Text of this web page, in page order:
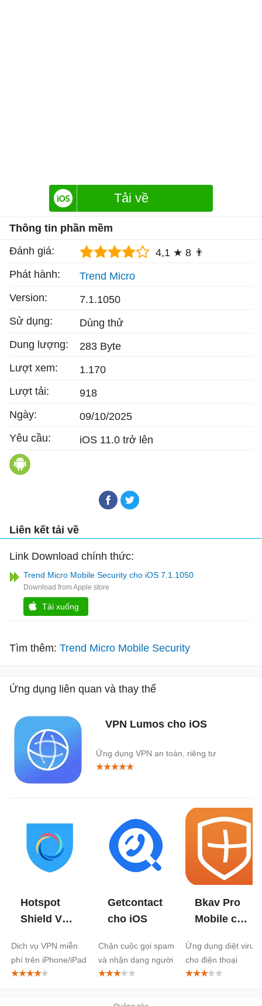
Tải về
Thông tin phần mềm
Đánh giá:
4,1 ★ 8 👨
Phát hành:
Trend Micro
Version:
7.1.1050
Sử dụng:
Dùng thử
Dung lượng:
283 Byte
Lượt xem:
1.170
Lượt tải:
918
Ngày:
09/10/2025
Yêu cầu:
iOS 11.0 trở lên
Liên kết tải về
Link Download chính thức:
Trend Micro Mobile Security cho iOS 7.1.1050
Tải xuống
Tìm thêm: Trend Micro Mobile Security
Ứng dụng liên quan và thay thế
VPN Lumos cho iOS
Ứng dụng VPN an toàn, riêng tư
Hotspot
Shield VPN
Dịch vụ VPN miễn
phí trên iPhone/iPad
Getcontact
cho iOS
Chặn cuộc gọi spam
và nhận dạng người
gọi
Bkav Pro
Mobile cho
Ứng dụng diệt virus
cho điện thoại